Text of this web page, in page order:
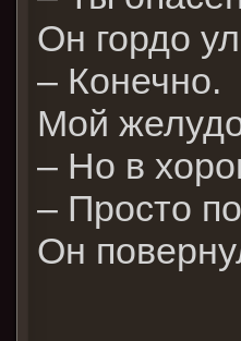
Он гордо
– Конечно.
Мой
– Но в
– Просто
Он